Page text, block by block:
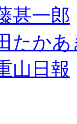
甚一郎
たかあ
山日報